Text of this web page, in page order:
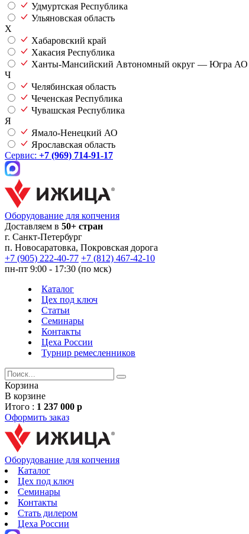
Удмуртская Республика
Ульяновская область
Х
Хабаровский край
Хакасия Республика
Ханты-Мансийский Автономный округ — Югра АО
Ч
Челябинская область
Чеченская Республика
Чувашская Республика
Я
Ямало-Ненецкий АО
Ярославская область
Сервис: +7 (969) 714-91-17
Оборудование для копчения
Доставляем в 50+ стран
г. Санкт-Петербург
п. Новосаратовка, Покровская дорога
+7 (905) 222-40-77 +7 (812) 467-42-10
пн-пт 9:00 - 17:30 (по мск)
Каталог
Цех под ключ
Статьи
Семинары
Контакты
Цеха России
Турнир ремесленников
Корзина
В корзине
Итого : 1 237 000 р
Оформить заказ
Оборудование для копчения
Каталог
Цех под ключ
Семинары
Контакты
Стать дилером
Цеха России